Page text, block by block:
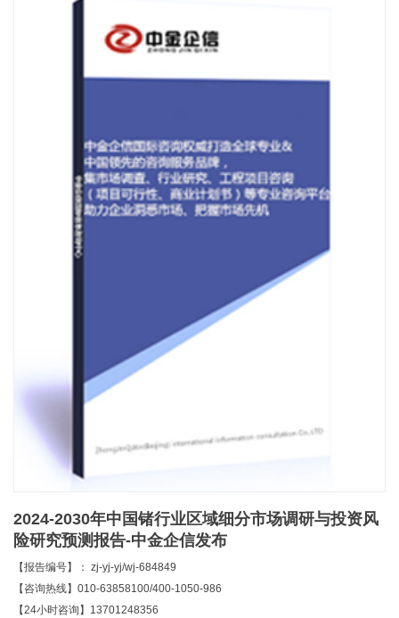
2024-2030年中国锗行业区域细分市场调研与投资风
险研究预测报告-中金企信发布
【报告编号】： zj-yj-yj/wj-684849
【咨询热线】010-63858100/400-1050-986
【24小时咨询】13701248356